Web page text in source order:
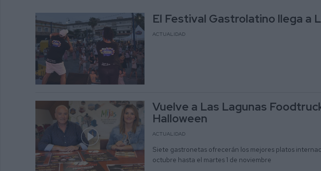
El Festival Gastrolatino llega a
ACTUALIDAD
Vuelve a Las Lagunas
Halloween
ACTUALIDAD
Siete gastronetas ofrecerán los mejores platos
octubre hasta el martes 1 de noviembre